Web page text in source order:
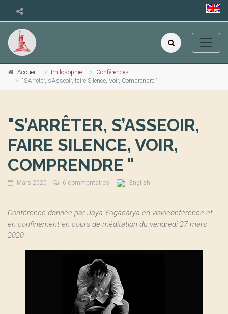
Accueil Philosophie
Conférences
"S’Arrêter, s’Asseoir, faire Silence, Voir, Comprendre "
"S’ARRÊTER, S’ASSEOIR,
FAIRE SILENCE, VOIR,
COMPRENDRE "
Mars 2020 6 commentaires - English
Conférence donnée par Jaya Yogācārya en visioconférence et
en confinement en cours de méditation du vendredi 27 mars
2020